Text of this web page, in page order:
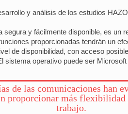
y análisis de los estudios
y fácilmente disponible, es un
proporcionadas tendrán un
de disponibilidad, con acceso
sistema operativo puede ser Microsoft
de las comunicaciones han
proporcionar más flexibilidad
trabajo.